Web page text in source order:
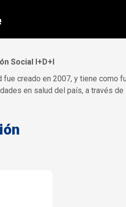
Social I+D+I
creado en 2007, y tiene como
en salud del país, a través